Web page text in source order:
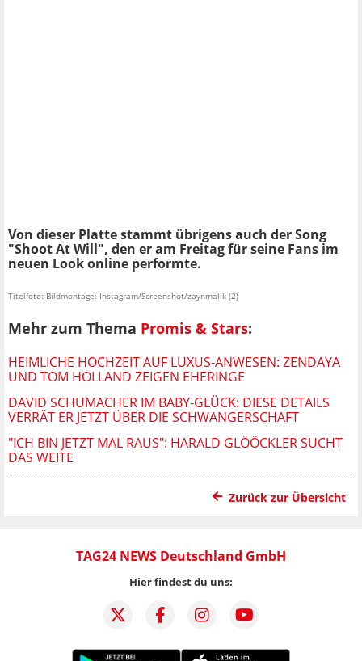
Von dieser Platte stammt übrigens auch der Song
"Shoot At Will", den er am Freitag für seine Fans im
neuen Look online performte.
Titelfoto: Bildmontage: Instagram/Screenshot/zaynmalik (2)
Mehr zum Thema Promis & Stars:
HEIMLICHE HOCHZEIT AUF LUXUS-ANWESEN: ZENDAYA
UND TOM HOLLAND ZEIGEN EHERINGE
DAVID SCHUMACHER IM BABY-GLÜCK: DIESE DETAILS
VERRÄT ER JETZT ÜBER DIE SCHWANGERSCHAFT
"ICH BIN JETZT MAL RAUS": HARALD GLÖÖCKLER SUCHT
DAS WEITE
Zurück zur Übersicht
TAG24 NEWS Deutschland GmbH
Hier findest du uns: